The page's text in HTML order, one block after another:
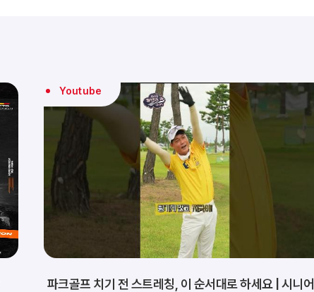
Youtube
파크골프 치기 전 스트레칭, 이 순서대로 하세요 | 시니어